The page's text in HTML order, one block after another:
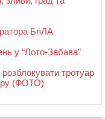
БпЛА
у “Лото-Забава”
тротуар
(ФОТО)